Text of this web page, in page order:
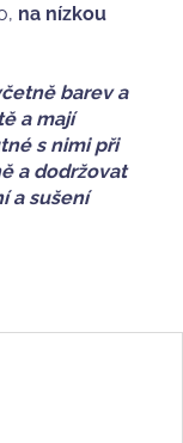
na nízkou
barev a
a mají
s nimi při
a dodržovat
a sušení